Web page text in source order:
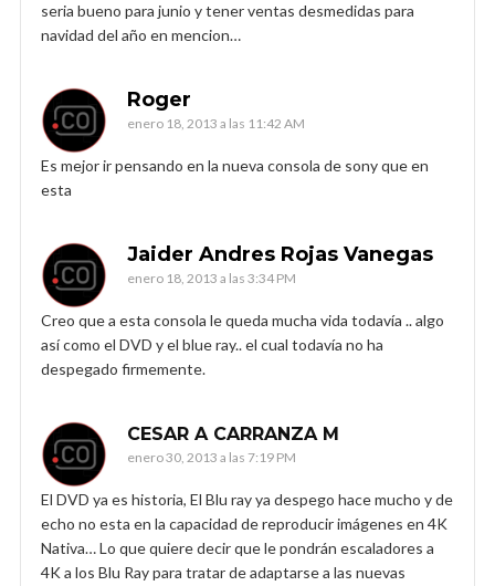
seria bueno para junio y tener ventas desmedidas para
navidad del año en mencion…
Roger
enero 18, 2013 a las 11:42 AM
Es mejor ir pensando en la nueva consola de sony que en
esta
Jaider Andres Rojas Vanegas
enero 18, 2013 a las 3:34 PM
Creo que a esta consola le queda mucha vida todavía .. algo
así como el DVD y el blue ray.. el cual todavía no ha
despegado firmemente.
CESAR A CARRANZA M
enero 30, 2013 a las 7:19 PM
El DVD ya es historia, El Blu ray ya despego hace mucho y de
echo no esta en la capacidad de reproducir imágenes en 4K
Nativa… Lo que quiere decir que le pondrán escaladores a
4K a los Blu Ray para tratar de adaptarse a las nuevas